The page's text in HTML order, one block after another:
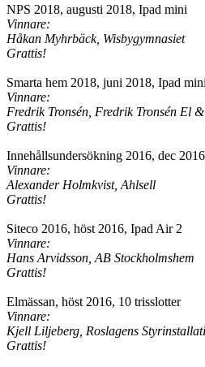
NPS 2018, augusti 2018, Ipad mini
Vinnare:
Håkan Myhrbäck, Wisbygymnasiet
Grattis!
Smarta hem 2018, juni 2018, Ipad mini
Vinnare:
Fredrik Tronsén, Fredrik Tronsén El
Grattis!
Innehållsundersökning 2016, dec
Vinnare:
Alexander Holmkvist, Ahlsell
Grattis!
Siteco 2016, höst 2016, Ipad Air 2
Vinnare:
Hans Arvidsson, AB Stockholmshem
Grattis!
Elmässan, höst 2016, 10 trisslotter
Vinnare:
Kjell Liljeberg, Roslagens
Grattis!